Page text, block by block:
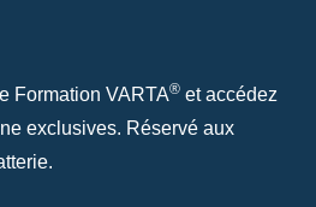
Formation VARTA® et accédez
exclusives. Réservé aux